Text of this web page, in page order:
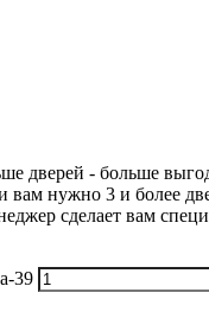
дверей - больше
вам нужно 3 и более
сделает вам
39